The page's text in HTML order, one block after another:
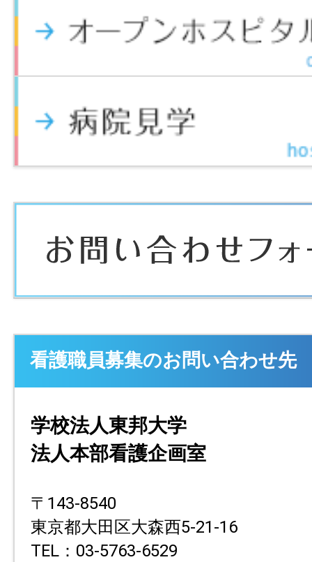
看護職員募集のお問い合わせ先
学校法人東邦大学
法人本部看護企画室
〒143-8540
東京都大田区大森西5-21-16
TEL：03-5763-6529